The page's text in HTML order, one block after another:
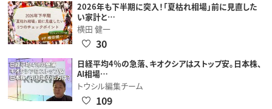
2026年も下半期に突入！「夏枯れ相場」前に見直した
い家計と…
横田 健一
30
日経平均4％の急落、キオクシアはストップ安。日本株、
AI相場…
トウシル編集チーム
109